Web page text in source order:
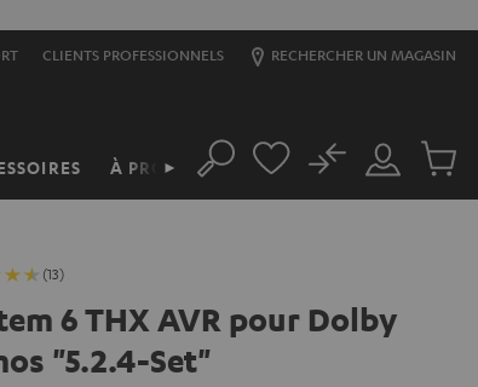
CLIENTS PROFESSIONNELS RECHERCHER UN MAGASIN
À PROPOS
► Rechercher
Mon
compte
No
(13)
6 THX AVR pour Dolby
"5.2.4-Set"